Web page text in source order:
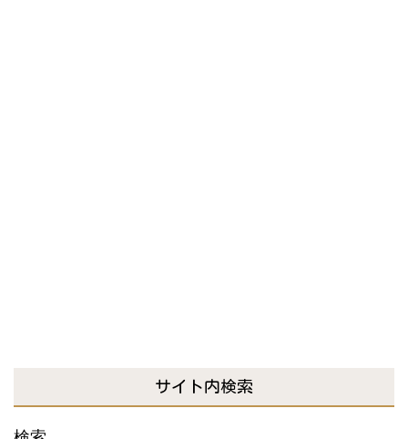
サイト内検索